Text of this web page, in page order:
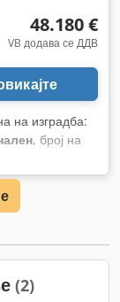
48.180 €
VB додава се ДДВ
на изградба:
, број на
(2)